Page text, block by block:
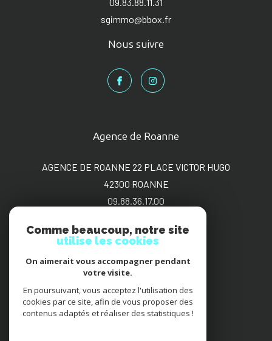
Agence de Roanne
AGENCE DE ROANNE 22 PLACE VICTOR HUGO
42300
ROANNE
09.88.36.17.00
09.83.88.11.31
sgimmo@bbox.fr
Nous suivre
Adhérents
Comme beaucoup, notre site
utilise les cookies
On aimerait vous accompagner pendant
votre visite.
En poursuivant, vous acceptez l'utilisation des
cookies par ce site, afin de vous proposer des
contenus adaptés et réaliser des statistiques !